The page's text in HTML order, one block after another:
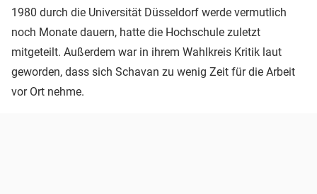
1980 durch die Universität Düsseldorf werde vermutlich
noch Monate dauern, hatte die Hochschule zuletzt
mitgeteilt. Außerdem war in ihrem Wahlkreis Kritik laut
geworden, dass sich Schavan zu wenig Zeit für die Arbeit
vor Ort nehme.